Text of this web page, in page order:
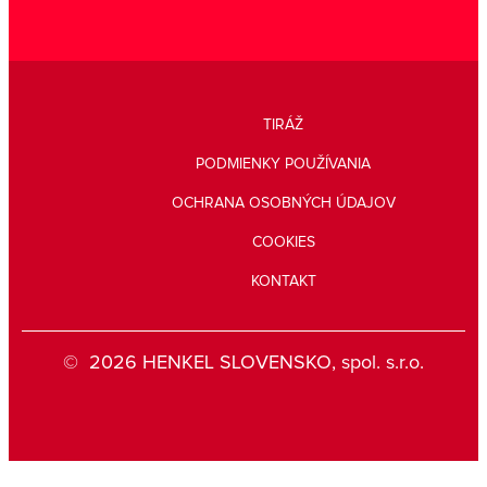
TIRÁŽ
PODMIENKY POUŽÍVANIA
OCHRANA OSOBNÝCH ÚDAJOV
COOKIES
KONTAKT
© 2026 HENKEL SLOVENSKO, spol. s.r.o.